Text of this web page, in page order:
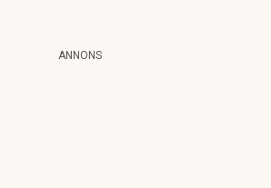
ANNONS